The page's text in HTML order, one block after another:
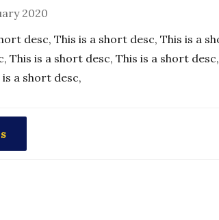
2020
desc, This is a short desc, This is a
This is a short desc, This is a short
is a short desc,